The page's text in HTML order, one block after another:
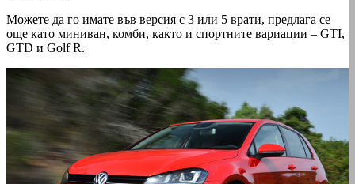
Можете да го имате във версия с 3 или 5 врати, предлага се
още като миниван, комби, както и спортните вариации – GTI,
GTD и Golf R.